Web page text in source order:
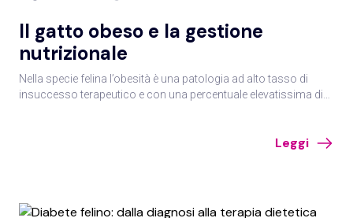
Il gatto obeso e la gestione
nutrizionale
Nella specie felina l’obesità è una patologia ad alto tasso di
insuccesso terapeutico e con una percentuale elevatissima di
Leggi